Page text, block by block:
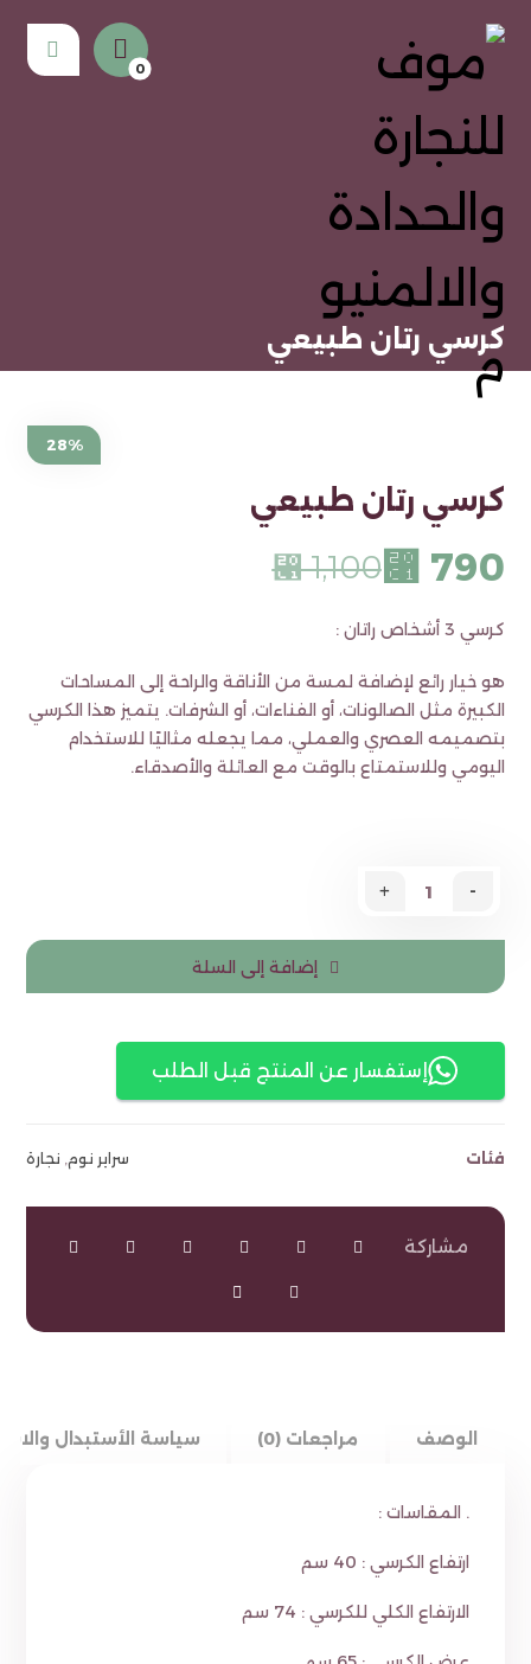
كرسي رتان طبيعي
28%
كرسي رتان طبيعي
⃁1,100⃁ 790
كرسي 3 أشخاص راتان :
هو خيار رائع لإضافة لمسة من الأناقة والراحة إلى المساحات
الكبيرة مثل الصالونات، أو الفناءات، أو الشرفات. يتميز هذا الكرسي
بتصميمه العصري والعملي، مما يجعله مثاليًا للاستخدام
اليومي وللاستمتاع بالوقت مع العائلة والأصدقاء.
-
+
إضافة إلى السلة
إستفسار عن المنتج قبل الطلب
فئات سراير نوم نجارة
الوصف مراجعات (0) سياسة الأستبدال
. المقاسات :
ارتفاع الكرسي : 40 سم
الارتفاع الكلي للكرسي : 74 سم